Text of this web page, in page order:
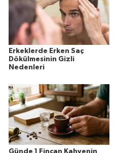
Erkeklerde Erken Saç
Dökülmesinin Gizli
Nedenleri
Günde 1 Fincan Kahvenin